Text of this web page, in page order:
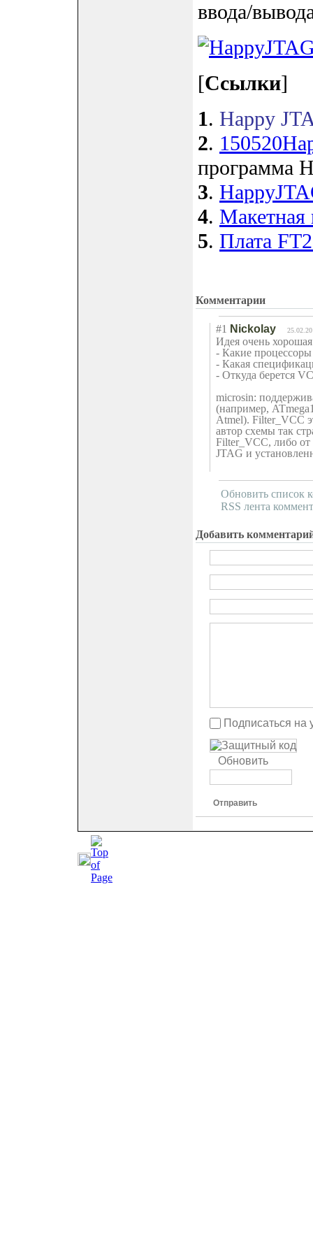
ввода/
[Ссылки]
1. Happy
2.
программа
3.
4. Макетная
5. Плата
Комментарии
#1 Nickolay
Идея очень
- Какие
- Какая
- Откуда берется
microsin:
(например,
Atmel). Filter_VCC
автор схемы так
Filter_VCC, либо
JTAG и
Обновить список
RSS лента
Добавить
Подписаться на
Обновить
Отправить